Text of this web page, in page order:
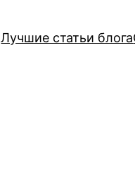
Лучшие статьи блога